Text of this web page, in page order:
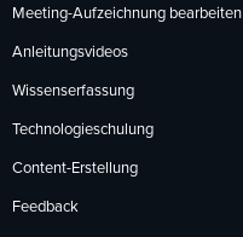
Meeting-Aufzeichnung bearbeiten
Anleitungsvideos
Wissenserfassung
Technologieschulung
Content-Erstellung
Feedback